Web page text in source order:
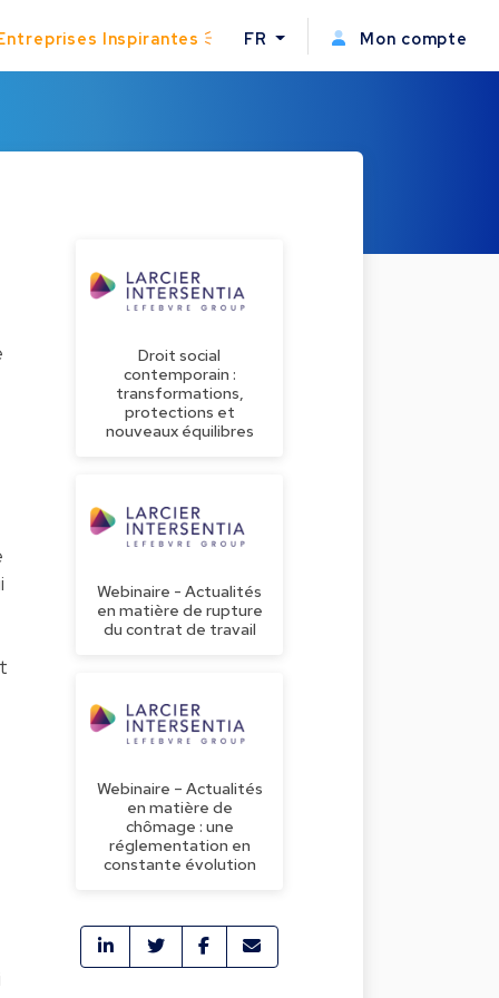
Inspirantes FR Mon compte
Droit social
contemporain :
transformations,
protections et
nouveaux équilibres
Webinaire - Actualités
en matière de rupture
du contrat de travail
Webinaire – Actualités
en matière de
chômage : une
réglementation en
constante évolution